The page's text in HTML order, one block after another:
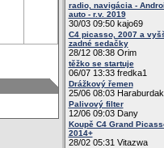
radio, navigácia -
auto - r.v. 2019
30/03 09:50 kajo69
C4 picasso, 2007 a
zadné sedačky
28/12 08:38 Orim
těžko se startuje
06/07 13:33 fredka1
Drážkový řemen
25/06 08:03 Haraburdak
Palivový filter
12/06 09:03 Dany
Koupě C4 Grand
2014+
28/02 05:31 Vitazwa